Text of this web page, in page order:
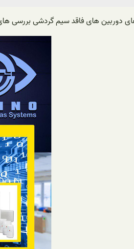
دوربین های فاقد سیم گردشی بررسی های